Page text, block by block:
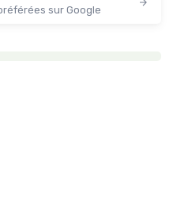
sur Google